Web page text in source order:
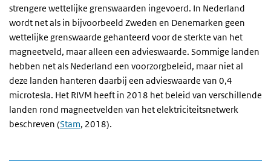
strengere wettelijke grenswaarden ingevoerd. In Nederland
wordt net als in bijvoorbeeld Zweden en Denemarken geen
wettelijke grenswaarde gehanteerd voor de sterkte van het
magneetveld, maar alleen een advieswaarde. Sommige landen
hebben net als Nederland een voorzorgbeleid, maar niet al
deze landen hanteren daarbij een advieswaarde van 0,4
microtesla. Het RIVM heeft in 2018 het beleid van verschillende
landen rond magneetvelden van het elektriciteitsnetwerk
beschreven (Stam, 2018).